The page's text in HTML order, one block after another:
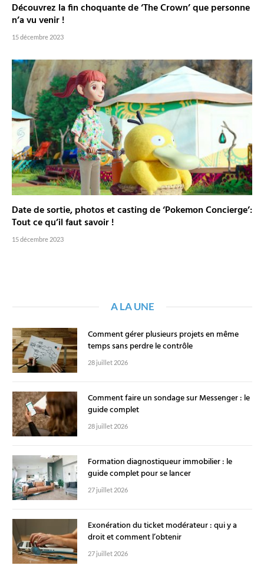
Découvrez la fin choquante de ‘The Crown’ que personne
n’a vu venir !
15 décembre 2023
Date de sortie, photos et casting de ‘Pokemon Concierge’:
Tout ce qu’il faut savoir !
15 décembre 2023
A LA UNE
Comment gérer plusieurs projets en même
temps sans perdre le contrôle
28 juillet 2026
Comment faire un sondage sur Messenger : le
guide complet
28 juillet 2026
Formation diagnostiqueur immobilier : le
guide complet pour se lancer
27 juillet 2026
Exonération du ticket modérateur : qui y a
droit et comment l’obtenir
27 juillet 2026